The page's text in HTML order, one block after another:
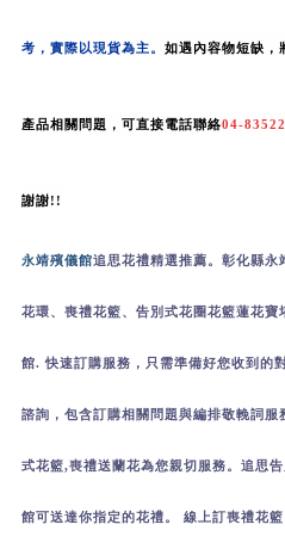
考， 實際以現貨為主。 如遇內容物短缺，
產品相關 問題，可直接電話聯絡04-
謝謝! !
永靖殯儀館追思花禮精選推薦。彰化縣永
花環、喪禮花籃、告別式花圈花籃蓮花
館. 快速訂購服務，只需準備好您收到的
諮詢，包含訂購相關問題與編排敬輓詞服
式花籃,喪禮送蘭花為您親切服務。 追思告
館可送達你指定的花禮。 線上訂喪禮花籃